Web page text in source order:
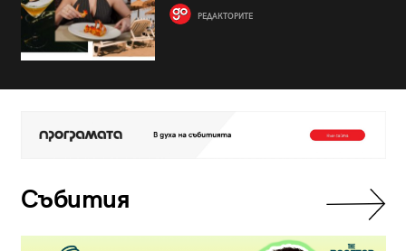
РЕДАКТОРИТЕ
Събития